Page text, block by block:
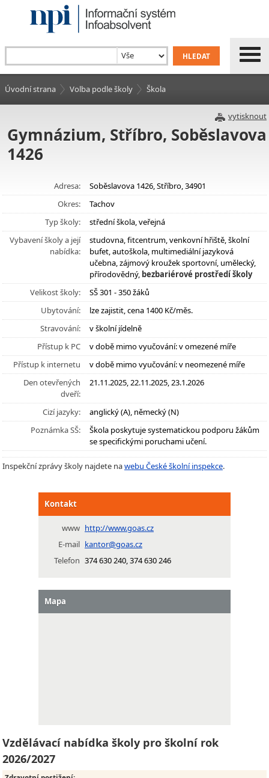
Úvodní strana Volba podle školy Škola
vytisknout
Gymnázium, Stříbro, Soběslavova
1426
Adresa:
Soběslavova 1426, Stříbro, 34901
Okres:
Tachov
Typ školy:
střední škola, veřejná
Vybavení školy a její
nabídka:
studovna, fitcentrum, venkovní hřiště, školní
bufet, autoškola, multimediální jazyková
učebna, zájmový kroužek sportovní, umělecký,
přírodovědný, bezbariérové prostředí školy
Velikost školy:
SŠ 301 - 350 žáků
Ubytování:
lze zajistit, cena 1400 Kč/měs.
Stravování:
v školní jídelně
Přístup k PC
v době mimo vyučování: v omezené míře
Přístup k internetu
v době mimo vyučování: v neomezené míře
Den otevřených
dveří:
21.11.2025, 22.11.2025, 23.1.2026
Cizí jazyky:
anglický (A), německý (N)
Poznámka SŠ:
Škola poskytuje systematickou podporu žákům
se specifickými poruchami učení.
Inspekční zprávy školy najdete nawebu České školní inspekce.
Kontakt
www http://www.goas.cz
E-mail kantor@goas.cz
Telefon 374 630 240, 374 630 246
Mapa
Vzdělávací nabídka školy pro školní rok
2026/2027